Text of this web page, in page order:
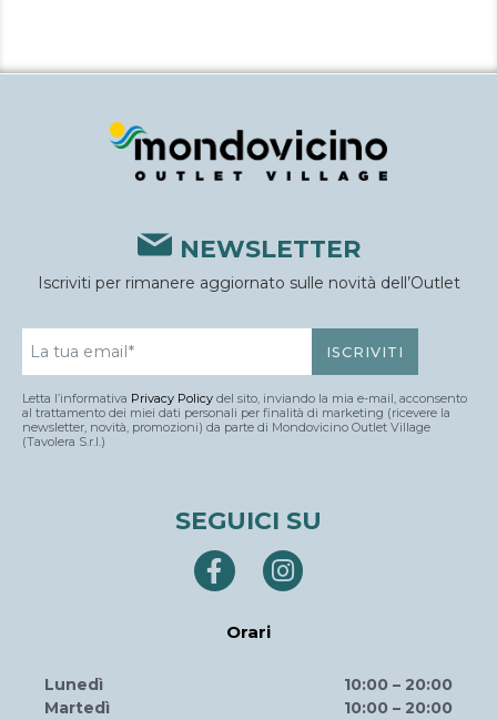
NEWSLETTER
Iscriviti per rimanere aggiornato sulle novità dell’Outlet
Letta l’informativa Privacy Policy del sito, inviando la mia e-mail, acconsento
al trattamento dei miei dati personali per finalità di marketing (ricevere la
newsletter, novità, promozioni) da parte di Mondovicino Outlet Village
(Tavolera S.r.l.)
SEGUICI SU
Orari
Lunedì
Martedì
10:00 – 20:00
10:00 – 20:00